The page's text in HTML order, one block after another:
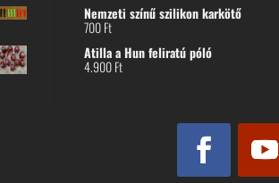
Nemzeti színű szilikon karkötő
700Ft
Atilla a Hun feliratú póló
4.900Ft